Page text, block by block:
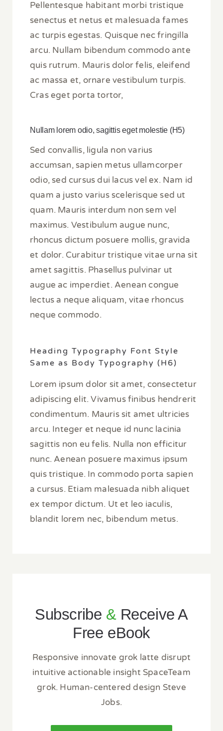
Pellentesque habitant morbi tristique
senectus et netus et malesuada fames
ac turpis egestas. Quisque nec fringilla
arcu. Nullam bibendum commodo ante
quis rutrum. Mauris dolor felis, eleifend
ac massa et, ornare vestibulum turpis.
Cras eget porta tortor,
Nullam lorem odio, sagittis eget molestie (H5)
Sed convallis, ligula non varius
accumsan, sapien metus ullamcorper
odio, sed cursus dui lacus vel ex. Nam id
quam a justo varius scelerisque sed ut
quam. Mauris interdum non sem vel
maximus. Vestibulum augue nunc,
rhoncus dictum posuere mollis, gravida
et dolor. Curabitur tristique vitae urna sit
amet sagittis. Phasellus pulvinar ut
augue ac imperdiet. Aenean congue
lectus a neque aliquam, vitae rhoncus
neque commodo.
Heading Typography Font Style
Same as Body Typography (H6)
Lorem ipsum dolor sit amet, consectetur
adipiscing elit. Vivamus finibus hendrerit
condimentum. Mauris sit amet ultricies
arcu. Integer et neque id nunc lacinia
sagittis non eu felis. Nulla non efficitur
nunc. Aenean posuere maximus ipsum
quis tristique. In commodo porta sapien
a cursus. Etiam malesuada nibh aliquet
ex tempor dictum. Ut et leo iaculis,
blandit lorem nec, bibendum metus.
Subscribe &Receive A
Free eBook
Responsive innovate grok latte disrupt
intuitive actionable insight SpaceTeam
grok. Human-centered design Steve
Jobs.